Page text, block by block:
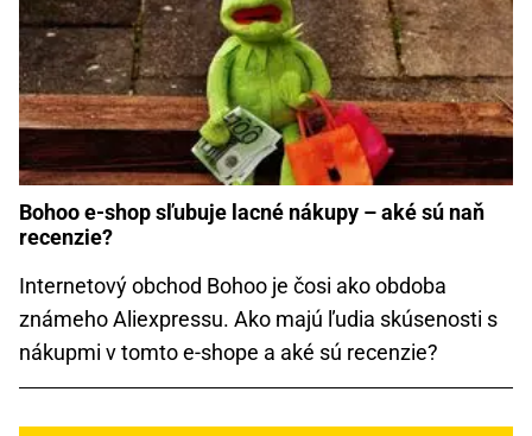
Bohoo e-shop sľubuje lacné nákupy – aké sú naň
recenzie?
Internetový obchod Bohoo je čosi ako obdoba
známeho Aliexpressu. Ako majú ľudia skúsenosti s
nákupmi v tomto e-shope a aké sú recenzie?